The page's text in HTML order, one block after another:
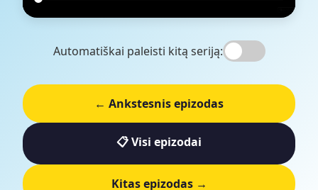
Automatiškai paleisti kitą seriją:
← Ankstesnis epizodas
📋 Visi epizodai
Kitas epizodas →